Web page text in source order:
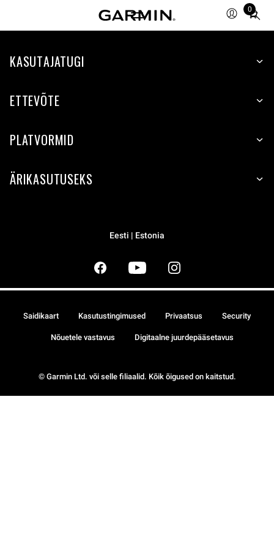
0
Total
items
cart:
KASUTAJATUGI
ETTEVÕTE
PLATVORMID
ÄRIKASUTUSEKS
Eesti | Estonia
© Garmin Ltd. või selle filiaalid. Kõik õigused on kaitstud.
Saidikaart Kasutustingimused Privaatsus Security
Nõuetele vastavus Digitaalne juurdepääsetavus